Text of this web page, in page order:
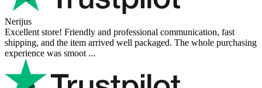
Nerijus
Excellent store! Friendly and professional communication, fast
shipping, and the item arrived well packaged. The whole purchasing
experience was smoot ...